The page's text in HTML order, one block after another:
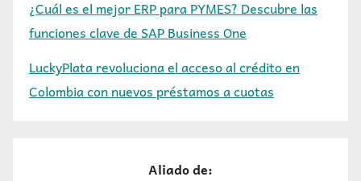
¿Cuál es el mejor ERP para PYMES? Descubre las
funciones clave de SAP Business One
LuckyPlata revoluciona el acceso al crédito en
Colombia con nuevos préstamos a cuotas
Aliado de: